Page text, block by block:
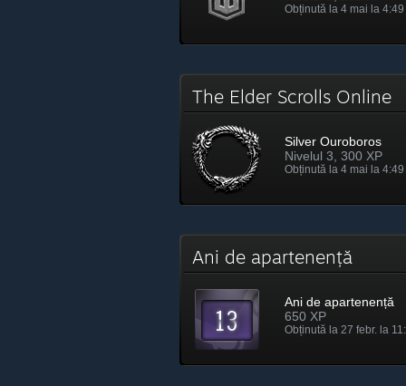
Obținută la 4 mai la 4:49
The Elder Scrolls Online
Silver Ouroboros
Nivelul 3, 300 XP
Obținută la 4 mai la 4:49
Ani de apartenență
Ani de apartenență
650 XP
Obținută la 27 febr. la